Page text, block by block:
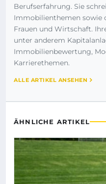
Berufserfahrung. Sie
Immobilienthemen sowie
Frauen und Wirtschaft.
unter anderem
Immobilienbewertung,
Karrierethemen.
ALLE ARTIKEL ANSEHEN
ÄHNLICHE ARTIKEL